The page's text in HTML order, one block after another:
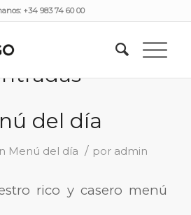
+34 983 74 60 00
del día
Menú del día / por admin
rico y casero menú